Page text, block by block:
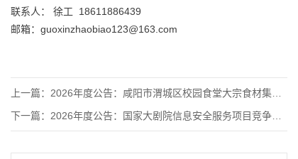
联系人： 徐工 18611886439
邮箱：guoxinzhaobiao123@163.com
上一篇： 2026年度公告：咸阳市渭城区校园食堂大宗食材集中采购项目招
下一篇： 2026年度公告：国家大剧院信息安全服务项目竞争性磋商公告